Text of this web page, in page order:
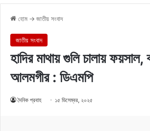
হোম → জাতীয় সংবাদ
জাতীয় সংবাদ
হাদির মাথায় গুলি চালায়
আলমগীর : ডিএমপি
দৈনিক প্রবাহ ১৫ ডিসেম্বর, ২০২৫